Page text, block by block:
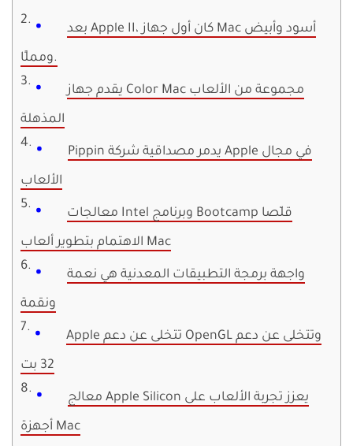
بعد Apple II، كان أول جهاز Mac أسود وأبيض
ومملًا.
يقدم جهاز Color Mac مجموعة من الألعاب
المذهلة
Pippin يدمر مصداقية شركة Apple في مجال
الألعاب
معالجات Intel وبرنامج Bootcamp قلّصا
الاهتمام بتطوير ألعاب Mac
واجهة برمجة التطبيقات المعدنية هي نعمة
ونقمة
Apple تتخلى عن دعم OpenGL وتتخلى عن دعم
32 بت
معالج Apple Silicon يعزز تجربة الألعاب على
أجهزة Mac